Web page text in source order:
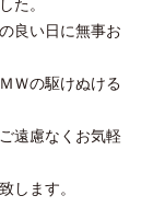
た。
良い日に無事お
Ｗの駆けぬける
遠慮なくお気軽
します。